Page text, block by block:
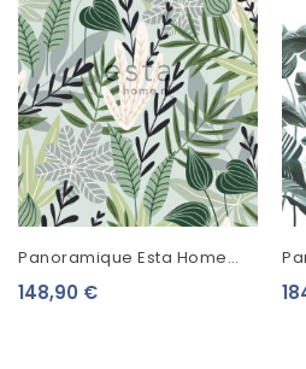
Panoramique Esta Home
Photowalls XL² Feuilles
148,90 €